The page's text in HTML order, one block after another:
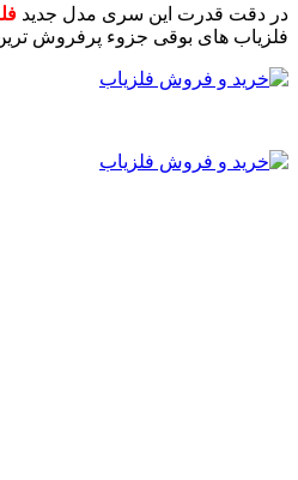
در دقت قدرت این سری مدل جدید
فلزیاب های بوقی جزوء پرفروش